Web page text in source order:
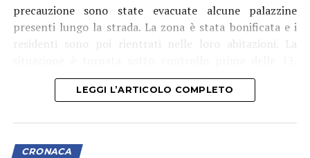
precauzione sono state evacuate alcune palazzine
presenti lungo la strada. La zona è stata bonificata e i
residenti sono poi rientrati nelle loro abitazioni. La
Italgas ha spiegato che a causare la dispersione sarebbe
stata un’impresa impegnata nella posa di cavidotti per
tubatura del gas. I tecnici sono al lavoro per il ripristino
della condotta.
LEGGI L’ARTICOLO COMPLETO
CRONACA